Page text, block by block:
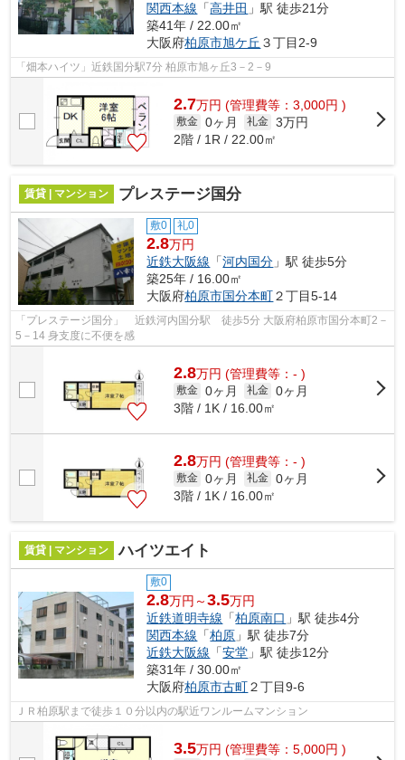
関西本線 「高井田 」駅 徒歩21分
築41年 / 22.00㎡
大阪府柏原市旭ケ丘 ３丁目2-9
「畑本ハイツ」近鉄国分駅7分 柏原市旭ヶ丘3－2－9
2.7万円 (管理費等：3,000円 )
敷金 0ヶ月 礼金 3万円
2階 / 1R / 22.00㎡
賃貸 | マンション プレステージ国分
敷0 礼0
2.8万円
近鉄大阪線 「河内国分 」駅 徒歩5分
築25年 / 16.00㎡
大阪府柏原市国分本町２丁目5-14
「プレステージ国分」 近鉄河内国分駅 徒歩5分 大阪府柏原市国分本町2－
5－14 身支度に不便を感
2.8万円 (管理費等：- )
敷金 0ヶ月 礼金 0ヶ月
3階 / 1K / 16.00㎡
2.8万円 (管理費等：- )
敷金 0ヶ月 礼金 0ヶ月
3階 / 1K / 16.00㎡
賃貸 | マンション ハイツエイト
敷0
2.8万円～3.5万円
近鉄道明寺線 「柏原南口 」駅 徒歩4分
関西本線 「柏原 」駅 徒歩7分
近鉄大阪線 「安堂 」駅 徒歩12分
築31年 / 30.00㎡
大阪府柏原市古町２丁目9-6
ＪＲ柏原駅まで徒歩１０分以内の駅近ワンルームマンション
3.5万円 (管理費等：5,000円 )